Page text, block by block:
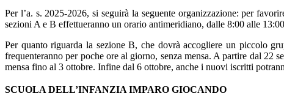
Per l’a. s. 2025-2026, si seguirà la seguente organizzazione: per
sezioni A e B effettueranno un orario antimeridiano, dalle 8:00 alle
Per quanto riguarda la sezione B, che dovrà accogliere un piccolo
frequenteranno per poche ore al giorno, senza mensa. A partire dal
mensa fino al 3 ottobre. Infine dal 6 ottobre, anche i nuovi iscritti
SCUOLA DELL’INFANZIA IMPARO GIOCANDO